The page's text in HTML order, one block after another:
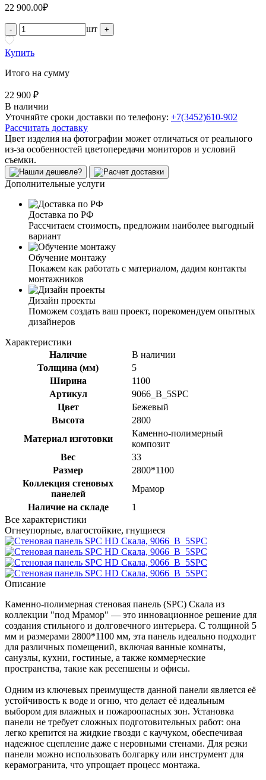
22 900.00₽
- шт +
Купить
Итого на сумму
22 900 ₽
В наличии
Уточняйте сроки доставки по телефону: +7(3452)610-902
Рассчитать доставку
Цвет изделия на фотографии может отличаться от реального
из-за особенностей цветопередачи мониторов и условий
съемки.
Дополнительные услуги
Доставка по РФ
Рассчитаем стоимость, предложим наиболее выгодный
вариант
Обучение монтажу
Покажем как работать с материалом, дадим контакты
монтажников
Дизайн проекты
Поможем создать ваш проект, порекомендуем опытных
дизайнеров
Характеристики
Наличие
В наличии
Толщина (мм)
5
Ширина
1100
Артикул
9066_B_5SPC
Цвет
Бежевый
Высота
2800
Материал изготовки
Каменно-полимерный
композит
Вес
33
Размер
2800*1100
Коллекция стеновых
панелей
Мрамор
Наличие на складе
1
Все характеристики
Огнеупорные, влагостойкие, гнущиеся
Описание
Каменно-полимерная стеновая панель (SPC) Скала из
коллекции "под Мрамор" — это инновационное решение для
создания стильного и долговечного интерьера. С толщиной 5
мм и размерами 2800*1100 мм, эта панель идеально подходит
для различных помещений, включая ванные комнаты,
санузлы, кухни, гостиные, а также коммерческие
пространства, такие как ресепшены и офисы.
Одним из ключевых преимуществ данной панели является её
устойчивость к воде и огню, что делает её идеальным
выбором для влажных и пожароопасных зон. Установка
панели не требует сложных подготовительных работ: она
легко крепится на жидкие гвозди с каучуком, обеспечивая
надежное сцепление даже с неровными стенами. Для резки
панели можно использовать болгарку или инструмент для
керамогранита, что упрощает процесс монтажа.